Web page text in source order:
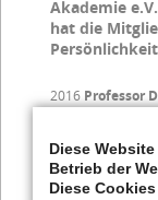
Akademie
hat die
2016 Professor
2008Gebhard L.
Diese
Betrieb der
Diese